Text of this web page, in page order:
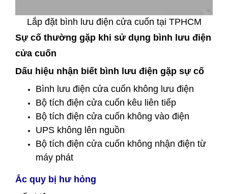
Lắp đặt bình lưu điện cửa cuốn tại TPHCM
Sự cố thường gặp khi sử dụng bình lưu điện
cửa cuốn
Dấu hiệu nhận biết bình lưu điện gặp sự cố
Bình lưu điện cửa cuốn không lưu điện
Bộ tích điện cửa cuốn kêu liên tiếp
Bộ tích điện cửa cuốn không vào điện
UPS không lên nguồn
Bộ tích điện cửa cuốn không nhận điện từ
máy phát
Ắc quy bị hư hỏng